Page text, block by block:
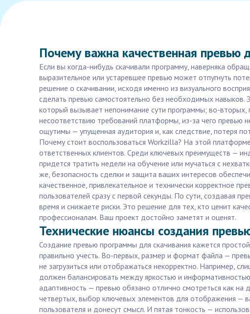
Почему важна качественная
Если вы когда-нибудь скачивали программу, наверняка
выразительное или устаревшее превью может отпугнуть
решение о скачивании, исходя именно из визуального
сделать превью самостоятельно без необходимых
который вызывает непонимание сути программы; во-
несоответствию требований платформы, из-за чего превью
ощутимы — упущенная аудитория и, как следствие, потеря
Почему стоит воспользоваться Workzilla? На этой
ответственных клиентов. Среди ключевых преимуществ —
придется тратить недели на обучение или мучаться с
же, безопасность сделки и защита ваших интересов
качественное, привлекательное и технически корректное
пользователей сразу с первой секунды. По сути, создавая
время и снижаете риски. Это решение для тех, кто ценит
профессионалам. Ваш проект достойно заметят и оценят.
Технические нюансы создания
Создание превью программы для скачивания кажется
правильно учесть. Во-первых, размер и формат файла —
не загрузиться или отображаться некорректно. Например,
должен балансировать между яркостью и
адаптивность — превью обязано отлично смотреться как на
четвертых, выбор ключевых элементов для отображения —
пользователя и донесут смысл. И пятая тонкость —